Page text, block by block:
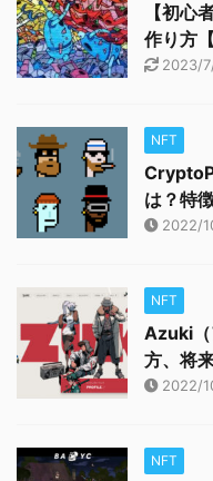
【初心
作り方
2023/
NFT
は？特
2022/
NFT
Azuki（
方、将
2022/
NFT